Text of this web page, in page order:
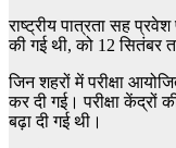
राष्ट्रीय पात्रता सह
की गई थी, को 12 सितंबर
जिन शहरों में परीक्षा
कर दी गई। परीक्षा केंद्रों
बढ़ा दी गई थी।